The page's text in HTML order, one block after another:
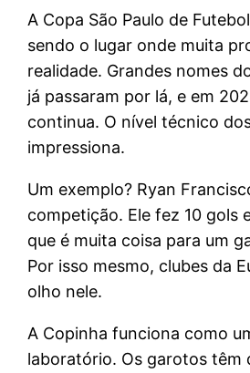
A Copa São Paulo de
sendo o lugar onde muita
realidade. Grandes nomes
já passaram por lá, e em
continua. O nível técnico
impressiona.
Um exemplo? Ryan
competição. Ele fez 10 gols
que é muita coisa para um
Por isso mesmo, clubes da
olho nele.
A Copinha funciona como
laboratório. Os garotos têm